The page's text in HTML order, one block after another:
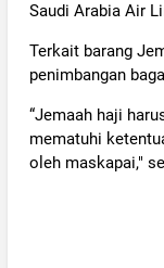
Saudi Arabia Air
Terkait barang
penimbangan
“Jemaah haji
mematuhi
oleh maskapai,"